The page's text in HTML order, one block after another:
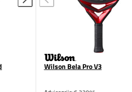
Wilson Bela Pro V3